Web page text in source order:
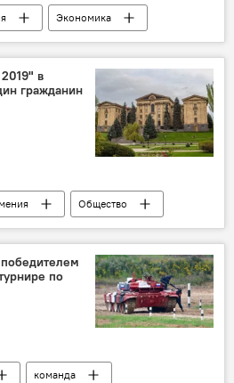
Экономика
в
гражданин
Общество
операция
по
команда